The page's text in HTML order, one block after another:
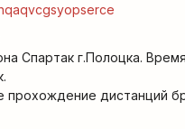
Спартак г.Полоцка.
прохождение дистанций